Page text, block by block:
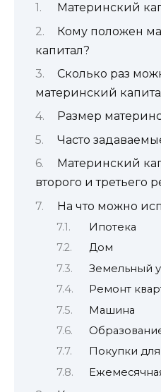
Материнский
Кому положен
капитал?
Сколько раз
материнский
Размер
Часто
Материнский
второго и третьего
На что можно
Ипотека
Дом
Земельный
Ремонт
Машина
Покупки